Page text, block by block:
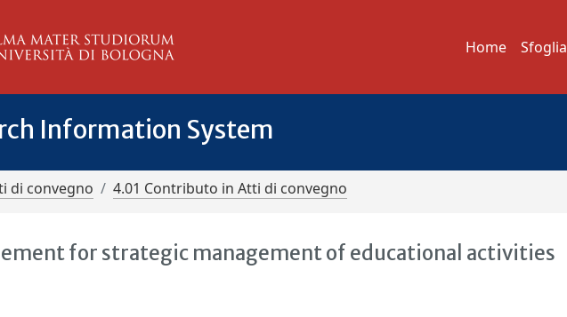
Home Sfoglia
Information System
di convegno 4.01 Contributo in Atti di convegno
for strategic management of educational activities